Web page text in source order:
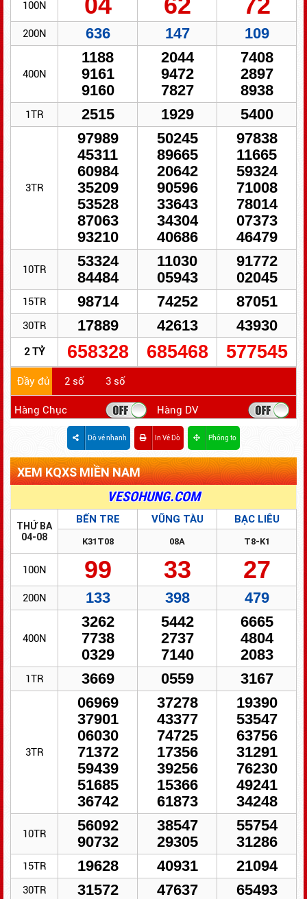
100N
200N 636 147 109
400N
1188
9161
9160
2044
9472
7827
7408
2897
8938
1TR 2515 1929 5400
3TR
97989
45311
60984
35209
53528
87063
93210
50245
89665
20642
90596
33643
34304
40686
97838
11665
59324
71008
78014
07373
46479
10TR
53324
84484
11030
05943
91772
02045
15TR 98714 74252 87051
30TR 17889 42613 43930
2 TỶ 658328 685468 577545
Đầy đủ 2 số 3 số
Hàng Chục Hàng DV
Dò vé nhanh In Vé Dò Phóng to
XEM KQXS MIỀN NAM
VESOHUNG.COM
ĐỔI SỐ TRÚNG - NHANH GỌN - BẢO MẬT
THỨ BA
04-08
BẾN TRE VŨNG TÀU BẠC LIÊU
K31T08 08A T8-K1
100N 99 33 27
200N 133 398 479
400N
3262
7738
0329
5442
2737
7140
6665
4804
2083
1TR 3669 0559 3167
3TR
06969
37901
06030
71372
59439
51685
36742
37278
43377
74725
17356
39256
15366
61873
19390
53547
63756
31291
76230
49241
34248
10TR
56092
90732
38547
29305
55754
31286
15TR 19628 40931 21094
30TR 31572 47637 65493